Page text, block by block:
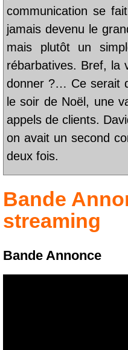
communication se
jamais devenu le
mais plutôt un
rébarbatives. Bref, la
donner ?… Ce serait
le soir de Noël, une
appels de clients.
on avait un second
deux fois.
Bande
streaming
Bande Annonce